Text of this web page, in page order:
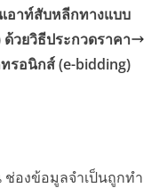
อาท์สับหลีกทางแบบ
วยวิธีประกวดราคา
ทรอนิกส์ (e-bidding)
ช่องข้อมูลจำเป็นถูกทำ